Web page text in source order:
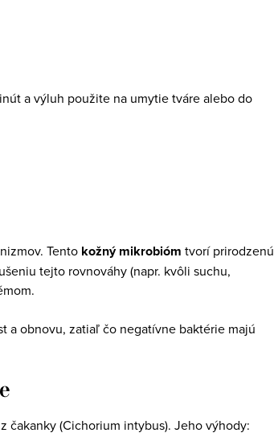
a výluh použite na umytie tváre alebo do
Tento kožný mikrobióm tvorí prirodzenú
tejto rovnováhy (napr. kvôli suchu,
a obnovu, zatiaľ čo negatívne baktérie majú
čakanky (Cichorium intybus). Jeho výhody: